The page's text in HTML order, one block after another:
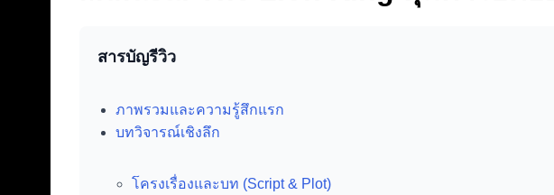
สารบัญรีวิว
ภาพรวมและความรู้สึกแรก
บทวิจารณ์เชิงลึก
โครงเรื่องและบท (Script & Plot)